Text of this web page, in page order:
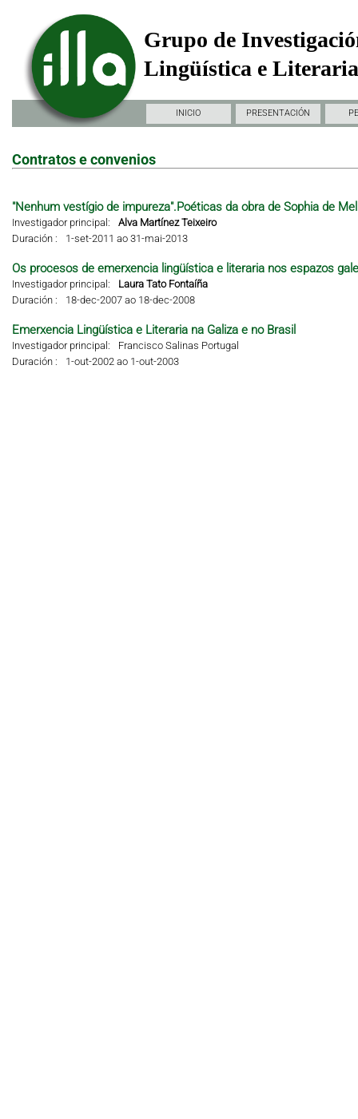
Grupo de
Lingüística e
INICIO PRESENTACIÓN
Contratos e convenios
"Nenhum vestígio de impureza".Poéticas da obra de Sophia de
Investigador principal:
Alva Martínez Teixeiro
Duración :
1-set-2011 ao 31-mai-2013
Os procesos de emerxencia lingüística e literaria nos espazos
Investigador principal:
Laura Tato Fontaíña
Duración :
18-dec-2007 ao 18-dec-2008
Emerxencia Lingüística e Literaria na Galiza e no Brasil
Investigador principal:
Francisco Salinas Portugal
Duración :
1-out-2002 ao 1-out-2003